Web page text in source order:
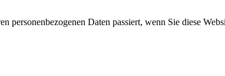
Daten passiert, wenn Sie diese